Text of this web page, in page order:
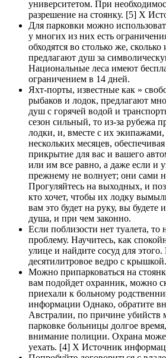
университетом. При
разрешение на стоянку. [5] X
Для парковки можно
у многих из них есть
обходятся во столько же,
предлагают душ за
Национальные леса имеют
ограничением в 14 дней.
Яхт-порты, известные как »
рыбаков и лодок, предлагают
душ с горячей водой и
сезон сильный, то из-за рубежа
лодки, и, вместе с их экипажами,
нескольких месяцев,
прикрытие для вас и вашего
или им все равно, а даже если и
прежнему не волнует; они сами
Прогуляйтесь на выходных, и
кто хочет, чтобы их лодку
вам это будет на руку, вы будете
душа, и при чем законно.
Если поблизости нет туалета, то
проблему. Научитесь, как
улице и найдите сосуд для
десятилитровое ведро с крышкой.
Можно припарковаться на
вам подойдет охранник, можно
приехали к больному
информации Однако, обратите
Австралии, по причине убийств
парковке больницы долгое
внимание полиции. Охрана
уехать. [4] X Источник